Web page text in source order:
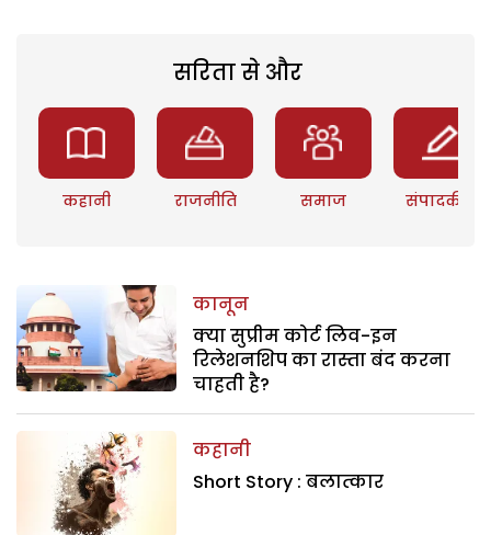
सरिता से और
कहानी राजनीति समाज संपादकीय
कानून
क्या सुप्रीम कोर्ट लिव-इन
रिलेशनशिप का रास्ता बंद करना
चाहती है?
कहानी
Short Story : बलात्कार